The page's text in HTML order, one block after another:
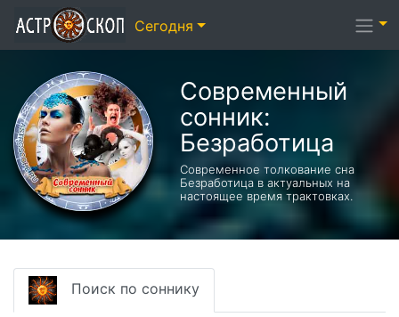
Современный
сонник:
Безработица
Современное толкование сна
Безработица в актуальных на
настоящее время трактовках.
Поиск по соннику
Сегодня